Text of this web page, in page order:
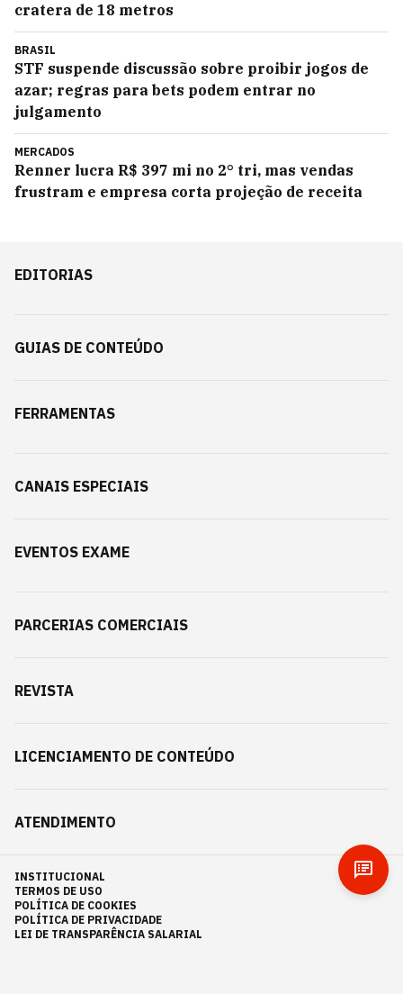
cratera de 18 metros
BRASIL
STF suspende discussão sobre proibir jogos de
azar; regras para bets podem entrar no
julgamento
MERCADOS
Renner lucra R$ 397 mi no 2° tri, mas vendas
frustram e empresa corta projeção de receita
EDITORIAS
GUIAS DE CONTEÚDO
FERRAMENTAS
CANAIS ESPECIAIS
EVENTOS EXAME
PARCERIAS COMERCIAIS
REVISTA
LICENCIAMENTO DE CONTEÚDO
ATENDIMENTO
INSTITUCIONAL
TERMOS DE USO
POLÍTICA DE COOKIES
POLÍTICA DE PRIVACIDADE
LEI DE TRANSPARÊNCIA SALARIAL